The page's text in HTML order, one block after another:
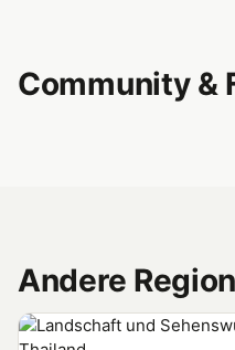
Community &
Andere